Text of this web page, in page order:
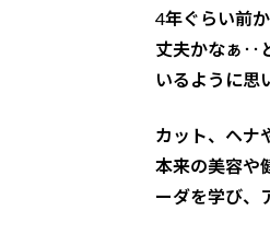
4年ぐらい前
丈夫かなぁ‥
いるように思
カット、ヘナ
本来の美容や
ーダを学び、